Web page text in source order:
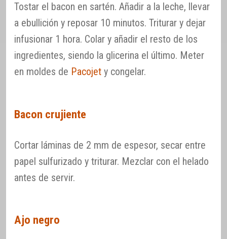
Tostar el bacon en sartén. Añadir a la leche, llevar
a ebullición y reposar 10 minutos. Triturar y dejar
infusionar 1 hora. Colar y añadir el resto de los
ingredientes, siendo la glicerina el último. Meter
en moldes de Pacojet y congelar.
Bacon crujiente
Cortar láminas de 2 mm de espesor, secar entre
papel sulfurizado y triturar. Mezclar con el helado
antes de servir.
Ajo negro